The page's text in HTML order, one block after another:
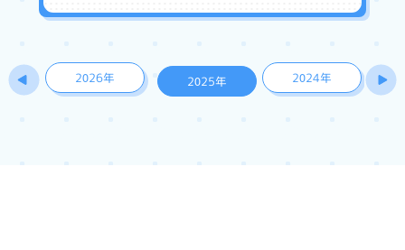
2026年 2025年 2024年